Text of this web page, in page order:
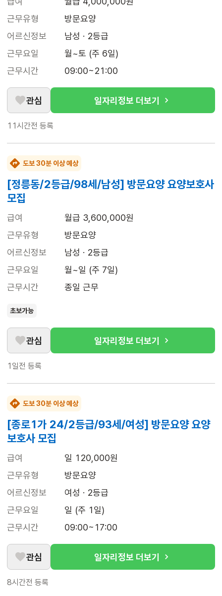
근무유형
방문요양
어르신정보
남성 · 2등급
근무요일
월~토 (주 6일)
근무시간
09:00~21:00
관심 일자리정보 더보기
11시간전 등록
도보 30분 이상 예상
[정릉동/2등급/98세/남성] 방문요양 요양보호사
모집
급여
월급 3,600,000원
근무유형
방문요양
어르신정보
남성 · 2등급
근무요일
월~일 (주 7일)
근무시간
종일 근무
초보가능
관심 일자리정보 더보기
1일전 등록
도보 30분 이상 예상
[종로1가 24/2등급/93세/여성] 방문요양 요양
보호사 모집
급여
일 120,000원
근무유형
방문요양
어르신정보
여성 · 2등급
근무요일
일 (주 1일)
근무시간
09:00~17:00
관심 일자리정보 더보기
8시간전 등록